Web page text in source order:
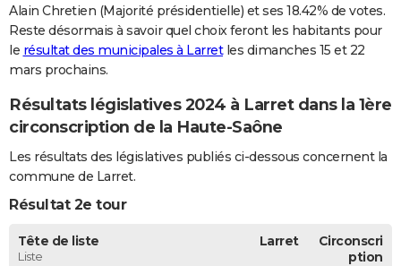
COPAINS D'AVANT
S'inscrire
Se connecter
Lycées
Collèges
Primaires
Universités
Entreprises
Service militaire
Avis de recherche
AVIS DE DÉCÈS
Alain Chretien (Majorité présidentielle) et ses 18.42% de votes.
Reste désormais à savoir quel choix feront les habitants pour
le résultat des municipales à Larretles dimanches 15 et 22
mars prochains.
Résultats législatives 2024 à Larret dans la 1ère
circonscription de la Haute-Saône
Les résultats des législatives publiés ci-dessous concernent la
commune de Larret.
Résultat 2e tour
Tête de liste
Liste
Larret
Circonscri
ption